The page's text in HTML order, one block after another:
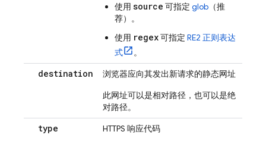
使用 source 可指定 glob （推
荐） 。
使用 regex可指定 RE2 正则表达
式
。
destination
浏览器应向其发出新请求的静态网址
此网址可以是相对路径，也可以是绝
对路径。
type
HTTPS 响应代码